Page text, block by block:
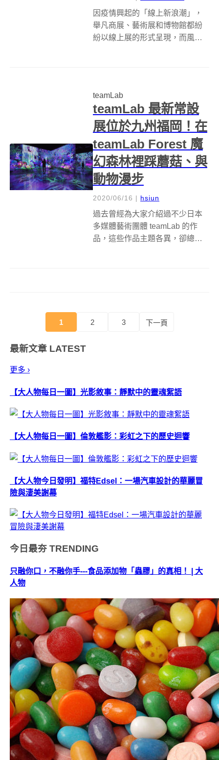
因疫情興起的「線上新浪潮」，
舉凡商展、藝術展和博物館都紛
紛以線上展的形式呈現，而風靡
線上互動作品《Flowers ...
teamLab
teamLab 最新常設
展位於九州福岡！在
teamLab Forest 魔
幻森林裡踩蘑菇、與
動物漫步
2020/06/16 | hsiun
過去曾經為大家介紹過不少日本
多媒體藝術團體 teamLab 的作
品，這些作品主題各異，卻總是
1 2 3 下一頁
最新文章 LATEST
更多 ›
【大人物每日一圖】光影敘事：靜默中的靈魂絮語
【大人物每日一圖】倫敦艦影：彩虹之下的歷史迴響
【大人物今日發明】福特Edsel：一場汽車設計的華麗冒
險與淒美謝幕
今日最夯 TRENDING
只融你口，不融你手---食品添加物「蟲膠」的真相！ | 大
人物